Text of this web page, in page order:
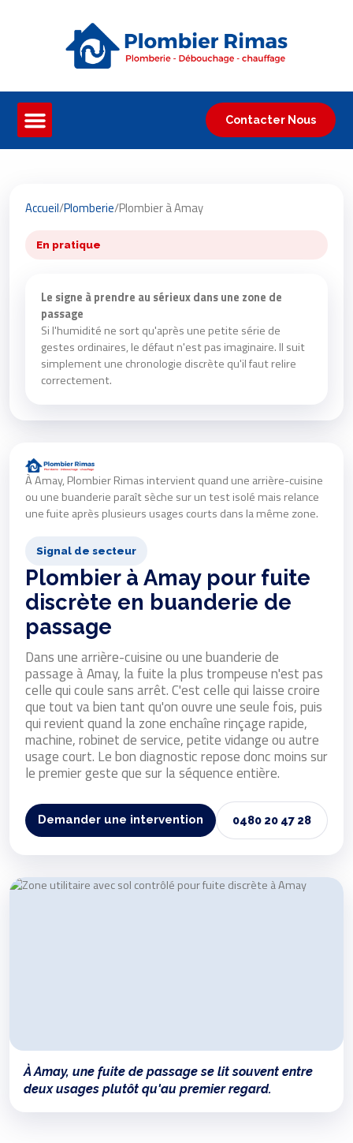
Contacter Nous
Accueil/Plomberie/Plombier à Amay
En pratique
Le signe à prendre au sérieux dans une zone de
passage
Si l'humidité ne sort qu'après une petite série de
gestes ordinaires, le défaut n'est pas imaginaire. Il suit
simplement une chronologie discrète qu'il faut relire
correctement.
À Amay, Plombier Rimas intervient quand une arrière-cuisine
ou une buanderie paraît sèche sur un test isolé mais relance
une fuite après plusieurs usages courts dans la même zone.
Signal de secteur
Plombier à Amay pour fuite
discrète en buanderie de
passage
Dans une arrière-cuisine ou une buanderie de
passage à Amay, la fuite la plus trompeuse n'est pas
celle qui coule sans arrêt. C'est celle qui laisse croire
que tout va bien tant qu'on ouvre une seule fois, puis
qui revient quand la zone enchaîne rinçage rapide,
machine, robinet de service, petite vidange ou autre
usage court. Le bon diagnostic repose donc moins sur
le premier geste que sur la séquence entière.
Demander une intervention 0480 20 47 28
À Amay, une fuite de passage se lit souvent entre
deux usages plutôt qu'au premier regard.